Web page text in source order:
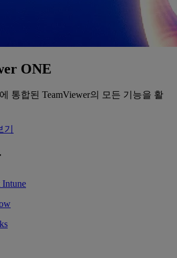
ONE
통합된 TeamViewer의 모든 기능을 활